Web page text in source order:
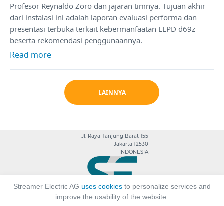
Profesor Reynaldo Zoro dan jajaran timnya. Tujuan akhir
dari instalasi ini adalah laporan evaluasi performa dan
presentasi terbuka terkait kebermanfaatan LLPD d69z
beserta rekomendasi penggunaannya.
Read more
LAINNYA
Jl. Raya Tanjung Barat 155
Jakarta 12530
INDONESIA
Streamer Electric AG uses cookiesto personalize services and
improve the usability of the website.